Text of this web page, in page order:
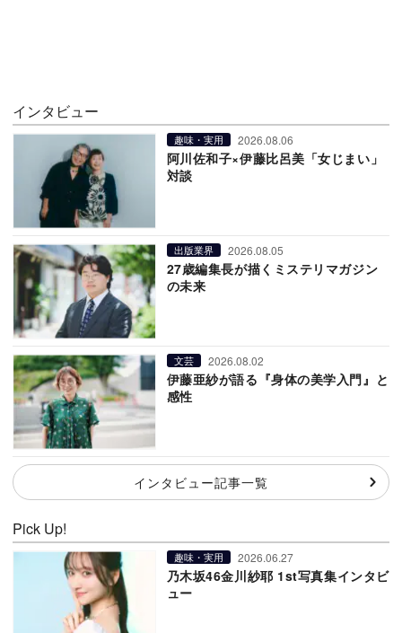
インタビュー
趣味・実用 2026.08.06
阿川佐和子×伊藤比呂美「女じまい」
対談
出版業界 2026.08.05
27歳編集長が描くミステリマガジン
の未来
文芸 2026.08.02
伊藤亜紗が語る『身体の美学入門』と
感性
インタビュー記事一覧
Pick Up!
趣味・実用 2026.06.27
乃木坂46金川紗耶 1st写真集インタビ
ュー